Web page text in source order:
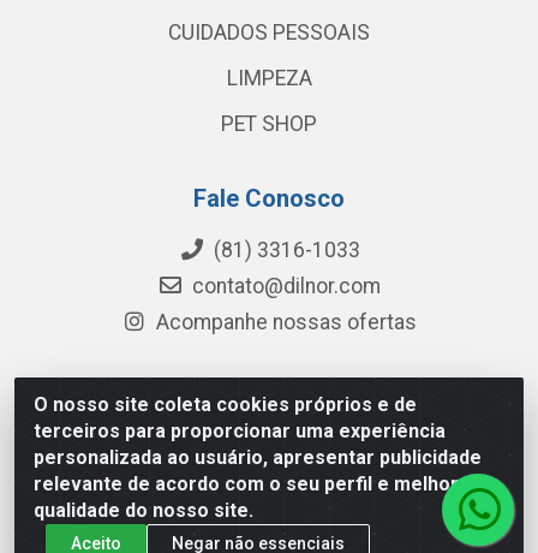
O nosso site coleta cookies próprios e de
terceiros para proporcionar uma experiência
personalizada ao usuário, apresentar publicidade
relevante de acordo com o seu perfil e melhorar a
qualidade do nosso site.
Aceito Negar não essenciais
CUIDADOS PESSOAIS
LIMPEZA
PET SHOP
Fale Conosco
(81) 3316-1033
contato@dilnor.com
Acompanhe nossas ofertas
Dilnor Distribuidora - Rua Professor Joaquim Cavalcanti,
975 - Iputinga - Recife/PE - CEP 50800-010 - CNPJ
04.054.534/0001-51